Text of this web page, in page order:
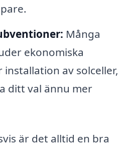
Många
ekonomiska
av solceller,
ditt val ännu mer
är det alltid en bra